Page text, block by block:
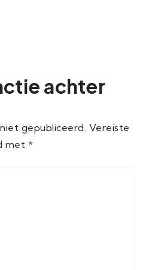
achter
gepubliceerd. Vereiste
met *